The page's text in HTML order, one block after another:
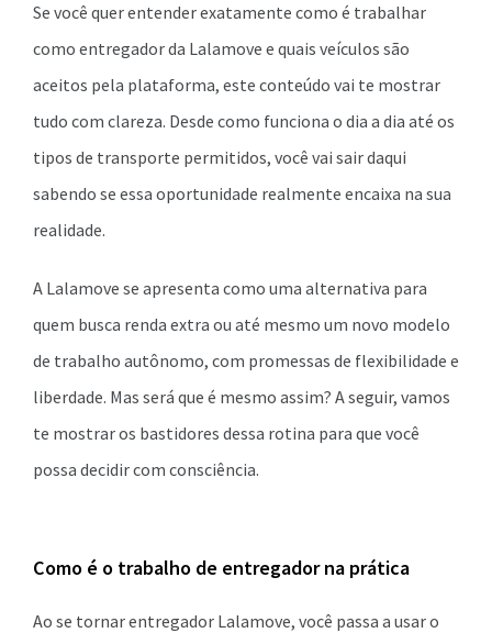
Se você quer entender exatamente como é trabalhar
como entregador da Lalamove e quais veículos são
aceitos pela plataforma, este conteúdo vai te mostrar
tudo com clareza. Desde como funciona o dia a dia até os
tipos de transporte permitidos, você vai sair daqui
sabendo se essa oportunidade realmente encaixa na sua
realidade.
A Lalamove se apresenta como uma alternativa para
quem busca renda extra ou até mesmo um novo modelo
de trabalho autônomo, com promessas de flexibilidade e
liberdade. Mas será que é mesmo assim? A seguir, vamos
te mostrar os bastidores dessa rotina para que você
possa decidir com consciência.
Como é o trabalho de entregador na prática
Ao se tornar entregador Lalamove, você passa a usar o